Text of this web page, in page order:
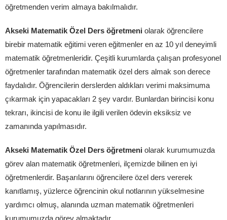
öğretmenden verim almaya bakılmalıdır.
Akseki Matematik Özel Ders öğretmeni olarak öğrencilere
birebir matematik eğitimi veren eğitmenler en az 10 yıl deneyimli
matematik öğretmenleridir. Çeşitli kurumlarda çalışan profesyonel
öğretmenler tarafından matematik özel ders almak son derece
faydalıdır. Öğrencilerin derslerden aldıkları verimi maksimuma
çıkarmak için yapacakları 2 şey vardır. Bunlardan birincisi konu
tekrarı, ikincisi de konu ile ilgili verilen ödevin eksiksiz ve
zamanında yapılmasıdır.
Akseki Matematik Özel Ders öğretmeni olarak kurumumuzda
görev alan matematik öğretmenleri, ilçemizde bilinen en iyi
öğretmenlerdir. Başarılarını öğrencilere özel ders vererek
kanıtlamış, yüzlerce öğrencinin okul notlarının yükselmesine
yardımcı olmuş, alanında uzman matematik öğretmenleri